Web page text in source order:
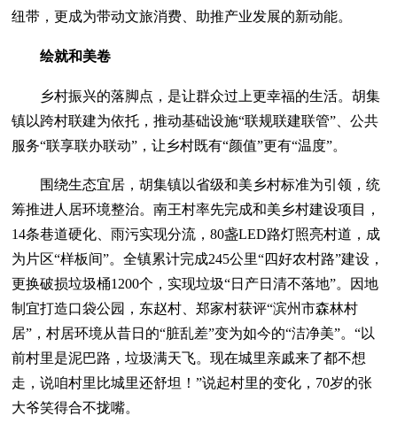
纽带，更成为带动文旅消费、助推产业发展的新动能。
绘就和美卷
乡村振兴的落脚点，是让群众过上更幸福的生活。胡集
镇以跨村联建为依托，推动基础设施“联规联建联管”、公共
服务“联享联办联动”，让乡村既有“颜值”更有“温度”。
围绕生态宜居，胡集镇以省级和美乡村标准为引领，统
筹推进人居环境整治。南王村率先完成和美乡村建设项目，
14条巷道硬化、雨污实现分流，80盏LED路灯照亮村道，成
为片区“样板间”。全镇累计完成245公里“四好农村路”建设，
更换破损垃圾桶1200个，实现垃圾“日产日清不落地”。因地
制宜打造口袋公园，东赵村、郑家村获评“滨州市森林村
居”，村居环境从昔日的“脏乱差”变为如今的“洁净美”。“以
前村里是泥巴路，垃圾满天飞。现在城里亲戚来了都不想
走，说咱村里比城里还舒坦！”说起村里的变化，70岁的张
大爷笑得合不拢嘴。